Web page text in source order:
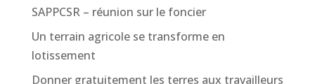
SAPPCSR – réunion sur le foncier
Un terrain agricole se transforme en
lotissement
Donner gratuitement les terres aux travailleurs